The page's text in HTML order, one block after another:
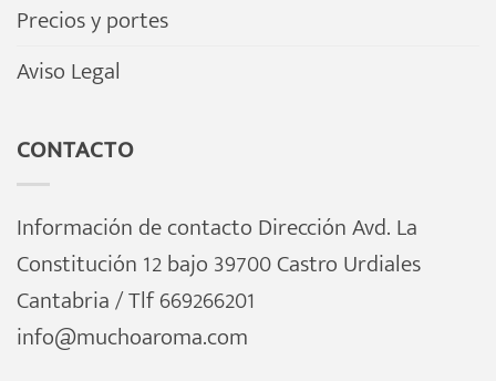
Precios y portes
Aviso Legal
CONTACTO
Información de contacto Dirección Avd. La
Constitución 12 bajo 39700 Castro Urdiales
Cantabria / Tlf 669266201
info@muchoaroma.com